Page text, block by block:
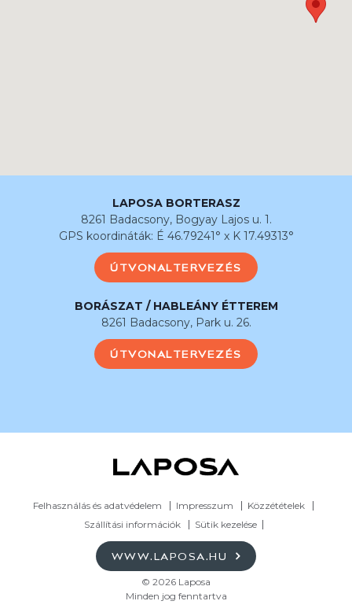
LAPOSA BORTERASZ
8261 Badacsony, Bogyay Lajos u. 1.
GPS koordináták: É 46.79241° x K 17.49313°
ÚTVONALTERVEZÉS
BORÁSZAT / HABLEÁNY ÉTTEREM
8261 Badacsony, Park u. 26.
ÚTVONALTERVEZÉS
Felhasználás és adatvédelem Impresszum
Közzétételek
Szállítási információk
Sütik kezelése
WWW.LAPOSA.HU
© 2026 Laposa
Minden jog fenntartva